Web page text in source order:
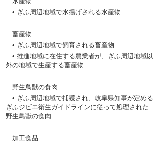
• ぎふ周辺地域で水揚げされる水産物
畜産物
• ぎふ周辺地域で飼育される畜産物
• 推進地域に在住する農業者が、ぎふ周辺地域以
外の地域で生産する畜産物
野生鳥獣の食肉
• ぎふ周辺地域で捕獲され、 岐阜県知事が定める
ぎふジビエ衛生ガイドラインに従 って処理された
野生鳥獣の食肉
加工食品